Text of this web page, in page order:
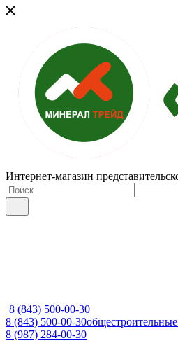
Интернет-магазин
8 (843) 500-00-30
8 (843) 500-00-30
8 (987) 284-00-30